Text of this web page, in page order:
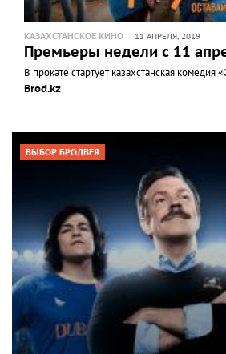
КАЗАХСТАНСКОЕ КИНО 11 АПРЕЛЯ, 2019
Премьеры недели с 11
В прокате стартует казахстанская комедия
Brod.kz
ВЫБОР БРОДВЕЯ